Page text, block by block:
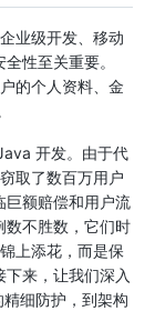
业级开发、移动
性至关重要。
的个人资料、金
开发。由于代
取了数百万用户
巨额赔偿和用户流
数不胜数，它们时
上添花，而是保
来，让我们深入
细防护，到架构